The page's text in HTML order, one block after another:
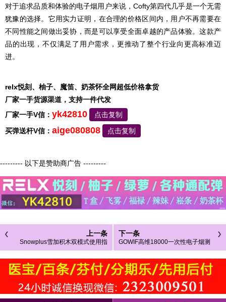
对于追求品质和体验的电子烟用户来说，Cofty第四代几乎是一个无需
犹豫的选择。它用实力证明，在合理的价格区间内，用户不再需要在
不同性能之间做出妥协，而是可以享受全面卓越的产品体验。这款产
品的出现，不仅满足了用户需求，更推动了整个行业向更高标准迈
进。
relx悦刻、柚子、魔笛、奶茶怀全网超低价格拿货
厂家一手货源渠道，支持一件代发
厂家一手V信： yk42810
点击复制
买弹送杆V信： aige080808 点击复制
--------- 以下是赞助商广告 ---------
上一条
Snowplus雪加积木双模式使用指
南：老玩家亲测，3招告别误触切
下一条
GOWIF高维18000一次性电子烟测
评：18000口真实续航与口感实测